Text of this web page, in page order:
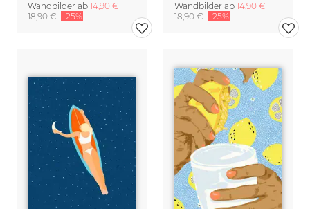
Wandbilder ab 14,90 €
18,90 € -25%
Wandbilder ab 14,90 €
18,90 € -25%